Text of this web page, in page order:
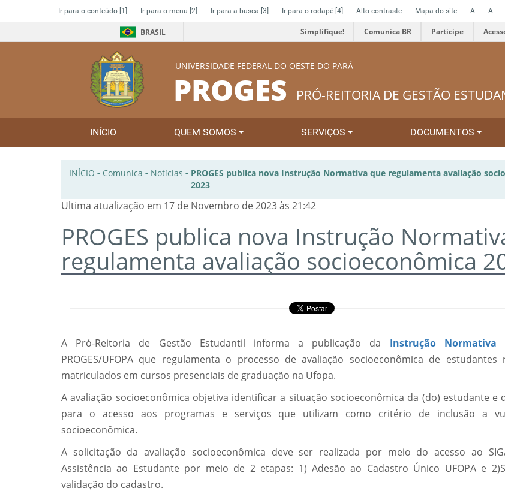
Ir para o conteúdo [1] Ir para o menu [2] Ir para a busca [3] Ir para o rodapé [4] Alto contraste Mapa do site A A-
BRASIL Simplifique! Comunica BR Participe
UNIVERSIDADE FEDERAL DO OESTE DO PARÁ
PROGES PRÓ-REITORIA DE GESTÃO
INÍCIO QUEM SOMOS SERVIÇOS DOCUMENTOS
INÍCIO - Comunica - Notícias - PROGES publica nova Instrução Normativa que regulamenta avaliação
2023
Ultima atualização em 17 de Novembro de 2023 às 21:42
PROGES publica nova Instrução
regulamenta avaliação socioeconômica
A Pró-Reitoria de Gestão Estudantil informa a publicação da Instrução Normativa
PROGES/UFOPA que regulamenta o processo de avaliação socioeconômica de estudantes
matriculados em cursos presenciais de graduação na Ufopa.
A avaliação socioeconômica objetiva identificar a situação socioeconômica da (do) estudante e
para o acesso aos programas e serviços que utilizam como critério de inclusão a
socioeconômica.
A solicitação da avaliação socioeconômica deve ser realizada por meio do acesso ao
Assistência ao Estudante por meio de 2 etapas: 1) Adesão ao Cadastro Único UFOPA e
validação do cadastro.